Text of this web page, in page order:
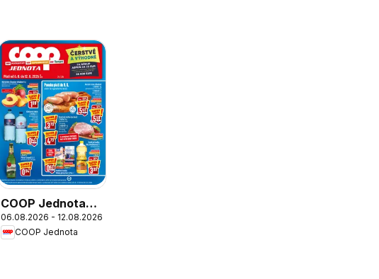
COOP Jednota
leták
06.08.2026 - 12.08.2026
COOP Jednota